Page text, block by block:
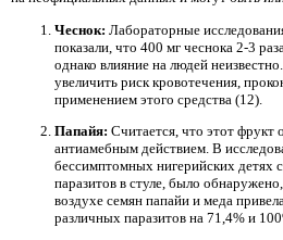
Чеснок: Лабораторные
показали, что 400 мг чеснока 2-3
однако влияние на людей
увеличить риск кровотечения,
применением этого средства (12).
Папайя: Считается, что этот фрукт
антиамебным действием. В
бессимптомных нигерийских детях
паразитов в стуле, было
воздухе семян папайи и меда
различных паразитов на 71,4% и